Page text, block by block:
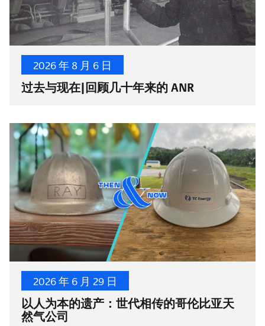
2026 年 8 月 6 日
过去与现在|回顾几十年来的 ANR
2026 年 6 月 29 日
以人为本的遗产：世代相传的哥伦比亚天
然气公司